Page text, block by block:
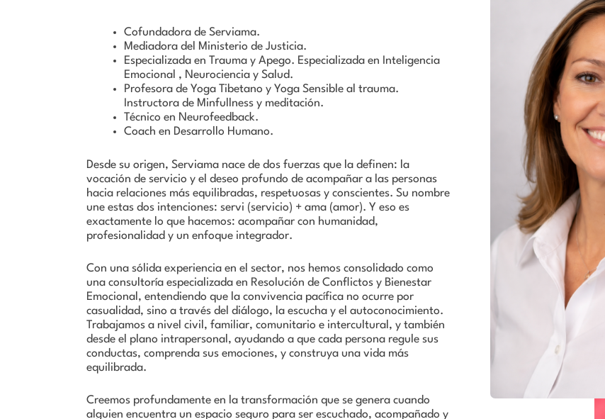
Cofundadora de Serviama.
Mediadora del Ministerio de Justicia.
Especializada en Trauma y Apego. Especializada en Inteligencia
Emocional , Neurociencia y Salud.
Profesora de Yoga Tibetano y Yoga Sensible al trauma.
Instructora de Minfullness y meditación.
Técnico en Neurofeedback.
Coach en Desarrollo Humano.
Desde su origen, Serviama nace de dos fuerzas que la definen: la
vocación de servicio y el deseo profundo de acompañar a las personas
hacia relaciones más equilibradas, respetuosas y conscientes. Su nombre
une estas dos intenciones: servi (servicio) + ama (amor). Y eso es
exactamente lo que hacemos: acompañar con humanidad,
profesionalidad y un enfoque integrador.
Con una sólida experiencia en el sector, nos hemos consolidado como
una consultoría especializada en Resolución de Conflictos y Bienestar
Emocional, entendiendo que la convivencia pacífica no ocurre por
casualidad, sino a través del diálogo, la escucha y el autoconocimiento.
Trabajamos a nivel civil, familiar, comunitario e intercultural, y también
desde el plano intrapersonal, ayudando a que cada persona regule sus
conductas, comprenda sus emociones, y construya una vida más
equilibrada.
Creemos profundamente en la transformación que se genera cuando
alguien encuentra un espacio seguro para ser escuchado, acompañado y